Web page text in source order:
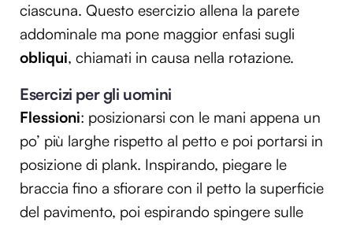
ciascuna. Questo esercizio allena la parete
addominale ma pone maggior enfasi sugli
obliqui, chiamati in causa nella rotazione.
Esercizi per gli uomini
Flessioni: posizionarsi con le mani appena un
po’ più larghe rispetto al petto e poi portarsi in
posizione di plank. Inspirando, piegare le
braccia fino a sfiorare con il petto la superficie
del pavimento, poi espirando spingere sulle